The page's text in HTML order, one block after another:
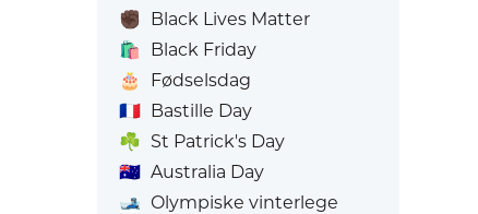
✊🏿 Black Lives Matter
🛍️
Black Friday
🎂
Fødselsdag
🇫🇷 Bastille Day
☘️ St Patrick's Day
🇦🇺 Australia Day
🎿 Olympiske vinterlege